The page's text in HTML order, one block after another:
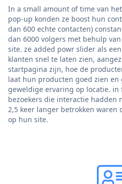
In a small amount of time van
pop-up konden ze boost hun
dan 600 echte contacten)
dan 6000 volgers met behulp
site. ze added powr slider als
klanten snel te laten zien,
startpagina zijn, hoe de
laat hun producten goed zien en
geweldige ervaring op locatie. in
bezoekers die interactie hadden
2,5 keer langer betrokken waren
op hun site.